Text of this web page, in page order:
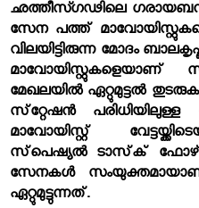
ഛത്തീസ്ഗഢിലെ ഗരായബന്ദ്
സേന പത്ത്
വിലയിട്ടിരുന്ന മോദം
മേഖലയില്‍ ഏറ്റുമുട്ടല്‍
സ്‌റ്റേഷന്‍
മാവോയിസ്റ്റ്
സ്‌പെഷ്യല്‍ ടാസ്‌ക്
സേനകള്‍ സംയുക്തമായാണ്
ഏറ്റുമുട്ടുന്നത്.